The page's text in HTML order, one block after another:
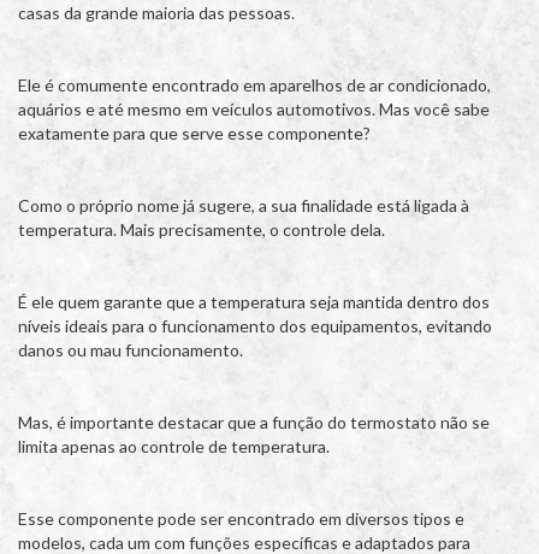
casas da grande maioria das pessoas.
Ele é comumente encontrado em aparelhos de ar condicionado,
aquários e até mesmo em veículos automotivos. Mas você sabe
exatamente para que serve esse componente?
Como o próprio nome já sugere, a sua finalidade está ligada à
temperatura. Mais precisamente, o controle dela.
É ele quem garante que a temperatura seja mantida dentro dos
níveis ideais para o funcionamento dos equipamentos, evitando
danos ou mau funcionamento.
Mas, é importante destacar que a função do termostato não se
limita apenas ao controle de temperatura.
Esse componente pode ser encontrado em diversos tipos e
modelos, cada um com funções específicas e adaptados para